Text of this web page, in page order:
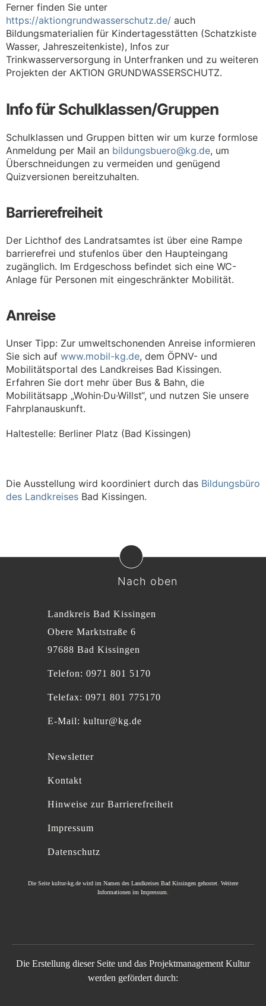
Ferner finden Sie unter
https://aktiongrundwasserschutz.de/ auch
Bildungsmaterialien für Kindertagesstätten (Schatzkiste
Wasser, Jahreszeitenkiste), Infos zur
Trinkwasserversorgung in Unterfranken und zu weiteren
Projekten der AKTION GRUNDWASSERSCHUTZ.
Info für Schulklassen/Gruppen
Schulklassen und Gruppen bitten wir um kurze formlose
Anmeldung per Mail an bildungsbuero@kg.de, um
Überschneidungen zu vermeiden und genügend
Quizversionen bereitzuhalten.
Barrierefreiheit
Der Lichthof des Landratsamtes ist über eine Rampe
barrierefrei und stufenlos über den Haupteingang
zugänglich. Im Erdgeschoss befindet sich eine WC-
Anlage für Personen mit eingeschränkter Mobilität.
Anreise
Unser Tipp: Zur umweltschonenden Anreise informieren
Sie sich auf www.mobil-kg.de, dem ÖPNV- und
Mobilitätsportal des Landkreises Bad Kissingen.
Erfahren Sie dort mehr über Bus & Bahn, die
Mobilitätsapp „Wohin·Du·Willst“, und nutzen Sie unsere
Fahrplanauskunft.
Haltestelle: Berliner Platz (Bad Kissingen)
Die Ausstellung wird koordiniert durch das Bildungsbüro
des Landkreises Bad Kissingen.
Nach oben
Landkreis Bad Kissingen
Obere Marktstraße 6
97688 Bad Kissingen
Telefon: 0971 801 5170
Telefax: 0971 801 775170
E-Mail: kultur@kg.de
Newsletter
Kontakt
Hinweise zur Barrierefreiheit
Impressum
Datenschutz
Die Seite kultur-kg.de wird im Namen des Landkreises Bad Kissingen gehostet. Weitere
Informationen im Impressum
Die Erstellung dieser Seite und das Projektmanagement Kultur
werden gefördert durch: